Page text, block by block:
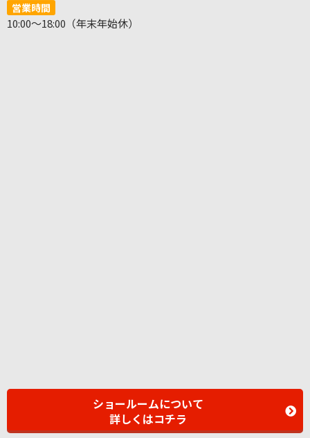
営業時間
10:00～18:00（年末年始休）
ショールームについて
詳しくはコチラ